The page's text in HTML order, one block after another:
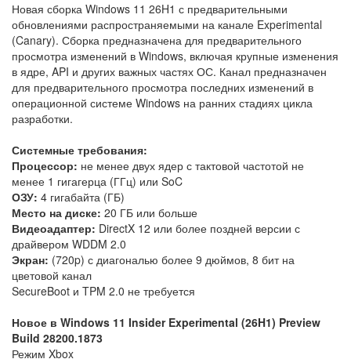
Новая сборка Windows 11 26H1 с предварительными
обновлениями распространяемыми на канале Experimental
(Canary). Сборка предназначена для предварительного
просмотра изменений в Windows, включая крупные изменения
в ядре, API и других важных частях ОС. Канал предназначен
для предварительного просмотра последних изменений в
операционной системе Windows на ранних стадиях цикла
разработки.
Системные требования:
Процессор: не менее двух ядер с тактовой частотой не
менее 1 гигагерца (ГГц) или SoC
ОЗУ: 4 гигабайта (ГБ)
Место на диске: 20 ГБ или больше
Видеоадаптер: DirectX 12 или более поздней версии с
драйвером WDDM 2.0
Экран: (720p) с диагональю более 9 дюймов, 8 бит на
цветовой канал
SecureBoot и TPM 2.0 не требуется
Новое в Windows 11 Insider Experimental (26H1) Preview
Build 28200.1873
Режим Xbox